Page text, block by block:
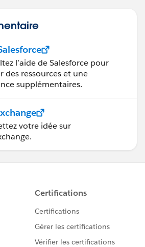
l’aide de Salesforce pour
des ressources et une
supplémentaires.
votre idée sur